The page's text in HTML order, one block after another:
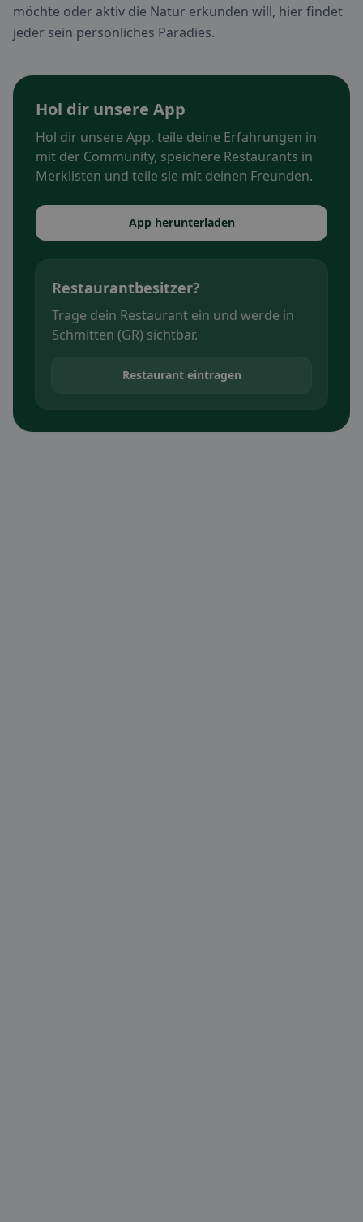
möchte oder aktiv die Natur erkunden will, hier findet
jeder sein persönliches Paradies.
Hol dir unsere App
Hol dir unsere App, teile deine Erfahrungen in
mit der Community, speichere Restaurants in
Merklisten und teile sie mit deinen Freunden.
App herunterladen
Restaurantbesitzer?
Trage dein Restaurant ein und werde in
Schmitten (GR) sichtbar.
Restaurant eintragen